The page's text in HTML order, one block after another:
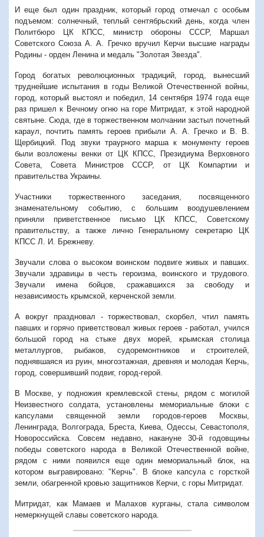
И еще был один праздник, который город отмечал с особым
подъемом: солнечный, теплый сентябрьский день, когда член
Политбюро ЦК КПСС, министр обороны СССР, Маршал
Советского Союза А. А. Гречко вручил Керчи высшие награды
Родины - орден Ленина и медаль "Золотая Звезда".
Город богатых революционных традиций, город, вынесший
труднейшие испытания в годы Великой Отечественной войны,
город, который выстоял и победил, 14 сентября 1974 года еще
раз пришел к Вечному огню на горе Митридат, к этой народной
святыне. Сюда, где в торжественном молчании застыл почетный
караул, почтить память героев прибыли А. А. Гречко и В. В.
Щербицкий. Под звуки траурного марша к монументу героев
были возложены венки от ЦК КПСС, Президиума Верховного
Совета, Совета Министров СССР, от ЦК Компартии и
правительства Украины.
Участники торжественного заседания, посвященного
знаменательному событию, с большим воодушевлением
приняли приветственное письмо ЦК КПСС, Советскому
правительству, а также лично Генеральному секретарю ЦК
КПСС Л. И. Брежневу.
Звучали слова о высоком воинском подвиге живых и павших.
Звучали здравицы в честь героизма, воинского и трудового.
Звучали имена бойцов, сражавшихся за свободу и
независимость крымской, керченской земли.
А вокруг праздновал - торжествовал, скорбел, чтил память
павших и горячо приветствовал живых героев - работал, учился
большой город на стыке двух морей, крымская столица
металлургов, рыбаков, судоремонтников и строителей,
поднявшаяся из руин, многоэтажная, древняя и молодая Керчь,
город, совершивший подвиг, город-герой.
В Москве, у подножия кремлевской стены, рядом с могилой
Неизвестного солдата, установлены мемориальные блоки с
капсулами священной земли городов-героев Москвы,
Ленинграда, Волгограда, Бреста, Киева, Одессы, Севастополя,
Новороссийска. Совсем недавно, накануне 30-й годовщины
победы советского народа в Великой Отечественной войне,
рядом с ними появился еще один мемориальный блок, на
котором выгравировано: "Керчь". В блоке капсула с горсткой
земли, обагренной кровью защитников Керчи, с горы Митридат.
Митридат, как Мамаев и Малахов курганы, стала символом
немеркнущей славы советского народа.